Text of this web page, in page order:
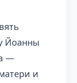
Йоанны
—
и